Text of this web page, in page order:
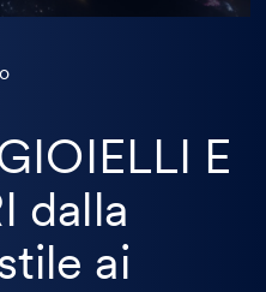
E
dalla
ai